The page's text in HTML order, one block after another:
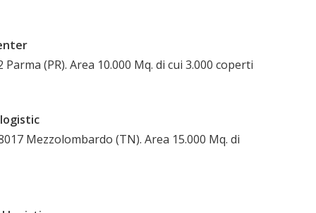
(PR). Area 10.000 Mq. di cui 3.000 coperti
Mezzolombardo (TN). Area 15.000 Mq. di